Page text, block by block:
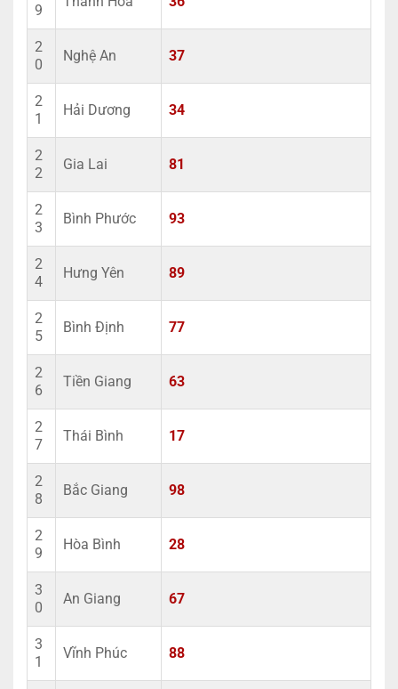
9
2
0
Nghệ An 37
2
1
Hải Dương 34
2
2
Gia Lai 81
2
3
Bình Phước 93
2
4
Hưng Yên 89
2
5
Bình Định 77
2
6
Tiền Giang 63
2
7
Thái Bình 17
2
8
Bắc Giang 98
2
9
Hòa Bình 28
3
0
An Giang 67
3
1
Vĩnh Phúc 88